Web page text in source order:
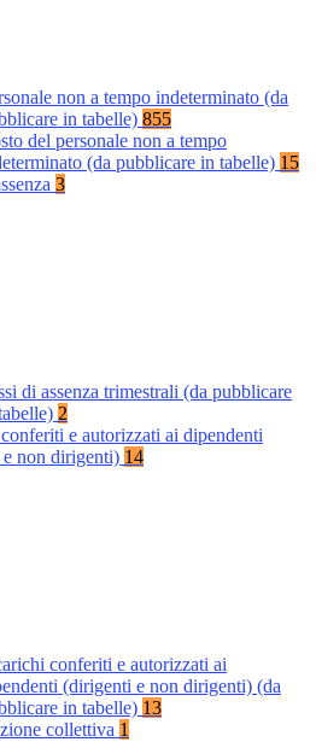
non a tempo indeterminato (da
in tabelle) 855
del personale non a tempo
(da pubblicare in tabelle) 15
3
di assenza trimestrali (da pubblicare
2
e autorizzati ai dipendenti
non dirigenti) 14
conferiti e autorizzati ai
(dirigenti e non dirigenti) (da
in tabelle) 13
collettiva 1